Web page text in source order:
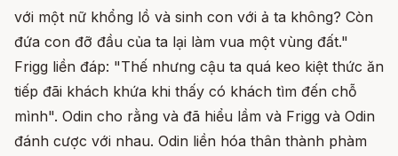
với một nữ khổng lồ và sinh con với ả ta không? Còn
đứa con đỡ đầu của ta lại làm vua một vùng đất."
Frigg liền đáp: "Thế nhưng cậu ta quá keo kiệt thức ăn
tiếp đãi khách khứa khi thấy có khách tìm đến chỗ
mình". Odin cho rằng và đã hiểu lầm và Frigg và Odin
đánh cược với nhau. Odin liền hóa thân thành phàm